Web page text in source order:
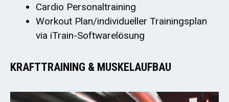
Cardio Personaltraining
Workout Plan/individueller Trainingsplan
via iTrain-Softwarelösung
KRAFTTRAINING & MUSKELAUFBAU